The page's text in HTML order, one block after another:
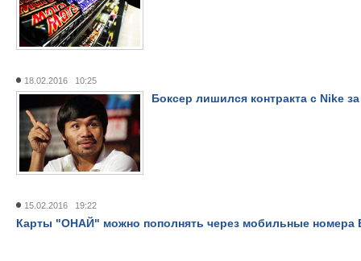
18.02.2016 10:25
Боксер лишился контракта с Nike
15.02.2016 19:22
Карты "ОНАЙ" можно пополнять через мобильные номера